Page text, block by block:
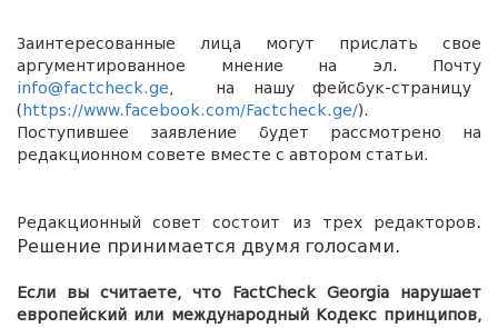
Заинтересованные лица могут прислать свое
аргументированное мнение на эл. Почту
info@factcheck.ge , на нашу фейсбук-страницу
( https://www.facebook.com/Factcheck.ge/).
Поступившее заявление будет рассмотрено на
редакционном совете вместе с автором статьи.
Редакционный совет состоит из трех редакторов .
Решение принимается двумя голосами.
Если вы считаете, что FactCheck Georgia нарушает
европейский или международный Кодекс принципов,